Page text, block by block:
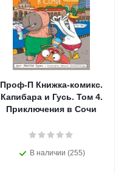
Проф-П Книжка-комикс.
Капибара и Гусь. Том 4.
Приключения в Сочи
В наличии (255)